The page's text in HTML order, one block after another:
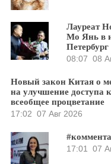
Лауреат
Мо Янь в
Петербург
08:07 08
Новый закон Китая о
на улучшение доступа
всеобщее процветание
17:02 07 Авг 2026
17:01
07